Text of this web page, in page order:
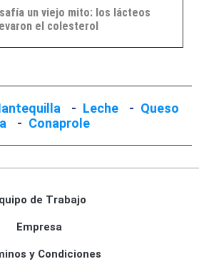
un viejo mito: los lácteos
el colesterol
- Leche - Queso
- Conaprole
de Trabajo
Empresa
y Condiciones